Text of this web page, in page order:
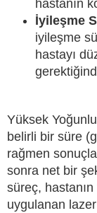
hastanın
İyileşme
iyileşme
hastayı
Yüksek
belirli bir süre
rağmen
sonra net bir
süreç,
uygulanan